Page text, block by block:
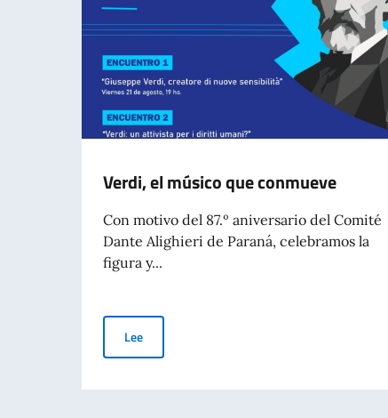
Verdi, el músico que conmueve
Con motivo del 87.º aniversario del Comité
Dante Alighieri de Paraná, celebramos la
figura y...
LeeVerdi, el músico que conmueve